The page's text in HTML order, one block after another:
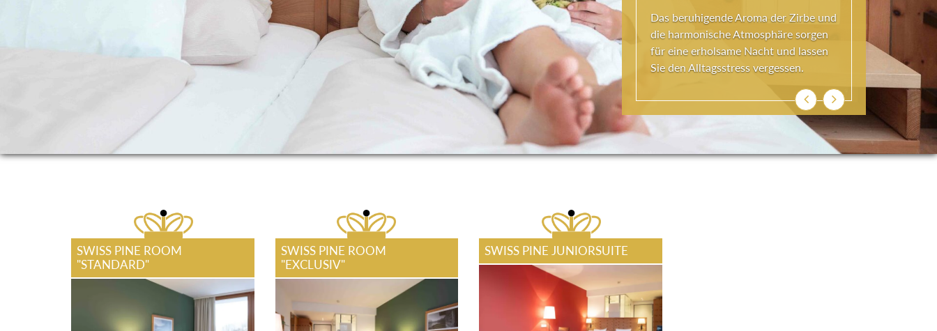
Entdecken Sie unsere einladenden
Zirbenzimmer, die mit natürlichen
Materialien und liebevollen Details
gestaltet sind.
ZurückWeiter
SWISS PINE ROOM
"STANDARD"
SWISS PINE ROOM
"EXCLUSIV"
SWISS PINE JUNIORSUITE